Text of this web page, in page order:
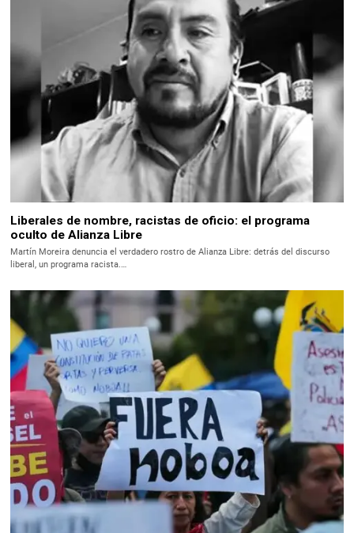
Liberales de nombre, racistas de oficio: el programa
oculto de Alianza Libre
Martín Moreira denuncia el verdadero rostro de Alianza Libre: detrás del discurso
liberal, un programa racista.…